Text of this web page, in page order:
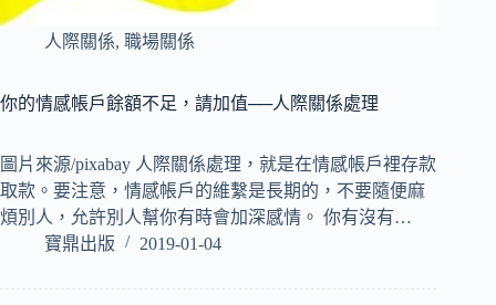
人際關係, 職場關係
你的情感帳戶餘額不足，請加值──人際關係處理
圖片來源/pixabay 人際關係處理，就是在情感帳戶裡存款
取款。要注意，情感帳戶的維繫是長期的，不要隨便麻
煩別人，允許別人幫你有時會加深感情。 你有沒有…
寶鼎出版
2019-01-04